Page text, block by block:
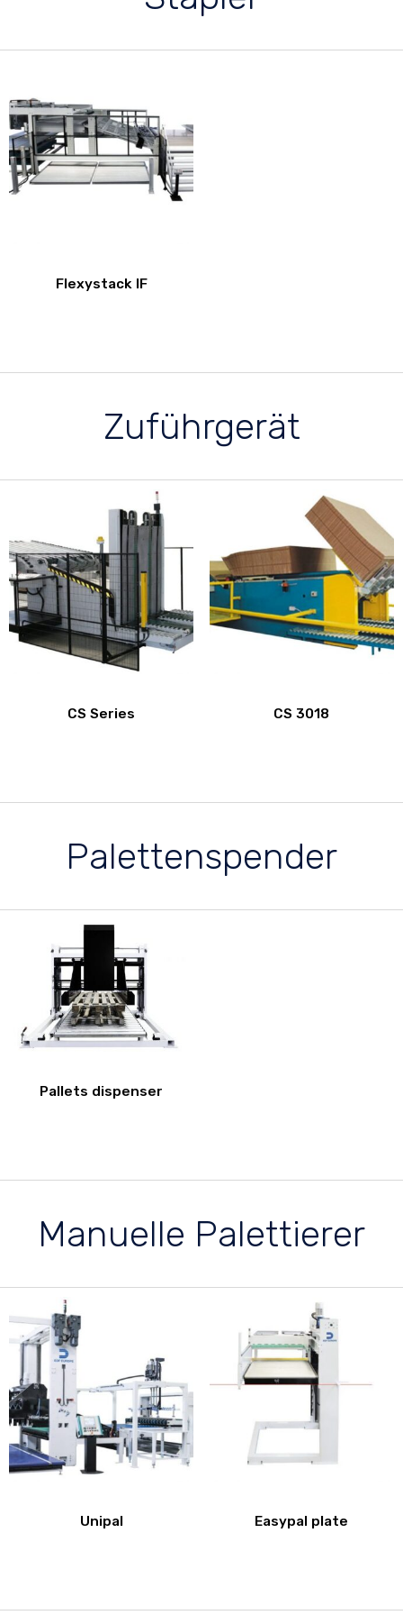
Flexystack IF
Zuführgerät
CS Series CS 3018
Palettenspender
Pallets dispenser
Manuelle Palettierer
Unipal Easypal plate